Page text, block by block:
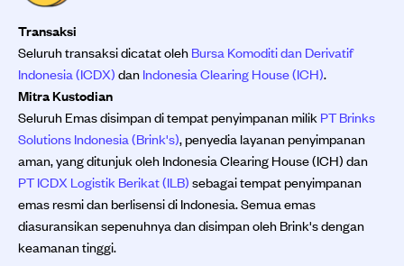
Transaksi
Seluruh transaksi dicatat olehBursa Komoditi dan Derivatif
Indonesia (ICDX)danIndonesia Clearing House (ICH).
Mitra Kustodian
Seluruh Emas disimpan di tempat penyimpanan milik PT Brinks
Solutions Indonesia (Brink's), penyedia layanan penyimpanan
aman, yang ditunjuk oleh Indonesia Clearing House (ICH) dan
PT ICDX Logistik Berikat (ILB)sebagai tempat penyimpanan
emas resmi dan berlisensi di Indonesia. Semua emas
diasuransikan sepenuhnya dan disimpan oleh Brink's dengan
keamanan tinggi.